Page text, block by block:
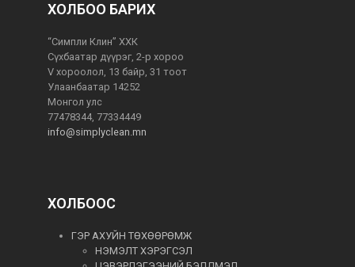
ХОЛБОО БАРИХ
“Симпли Клин” ХХК
Сүхбаатар дүүрэг, 2-р хороо
V хороолол, 13 байр, 31 тоот
Улаанбаатар 14252
Монгол улс
77478344, 77334449
info@simplyclean.mn
ХОЛБООС
ГЭР АХУЙН ТӨХӨӨРӨМЖ
НЭМЭЛТ ХЭРЭГСЭЛ